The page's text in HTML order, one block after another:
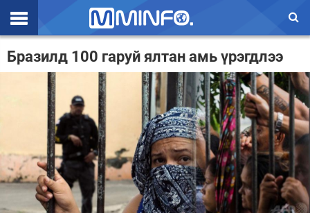
Эхлэл
Цаг агаар
Валют ханш
Эдийн засаг
Үзэл бодол
Бразилд 100 гаруй ялтан амь үрэгдлээ